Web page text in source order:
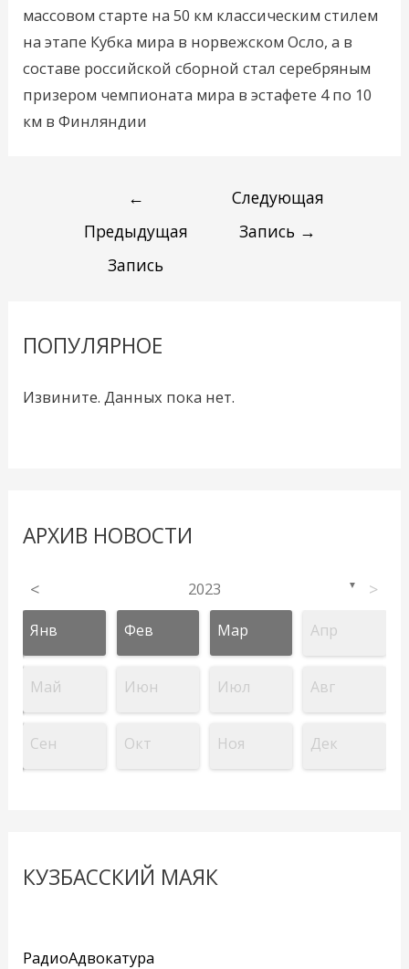
массовом старте на 50 км классическим стилем
на этапе Кубка мира в норвежском Осло, а в
составе российской сборной стал серебряным
призером чемпионата мира в эстафете 4 по 10
км в Финляндии
←
Предыдущая
Запись
Следующая
Запись →
ПОПУЛЯРНОЕ
Извините. Данных пока нет.
АРХИВ НОВОСТИ
< 2023 ▼ >
Янв Фев Мар Апр
Май Июн Июл Авг
Сен Окт Ноя Дек
КУЗБАССКИЙ МАЯК
РадиоАдвокатура